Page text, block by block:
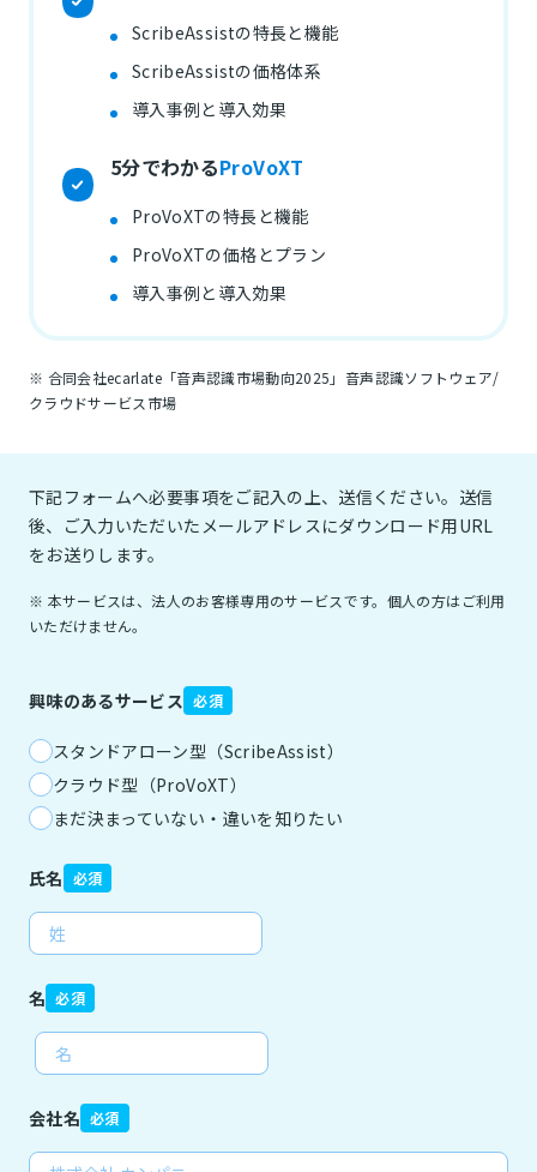
ScribeAssistの特長と機能
ScribeAssistの価格体系
導入事例と導入効果
5分でわかるProVoXT
ProVoXTの特長と機能
ProVoXTの価格とプラン
導入事例と導入効果
※ 合同会社ecarlate「音声認識市場動向2025」音声認識ソフトウェア/
クラウドサービス市場
下記フォームへ必要事項をご記入の上、送信ください。送信
後、ご入力いただいたメールアドレスにダウンロード用URL
をお送りします。
※ 本サービスは、法人のお客様専用のサービスです。個人の方はご利用
いただけません。